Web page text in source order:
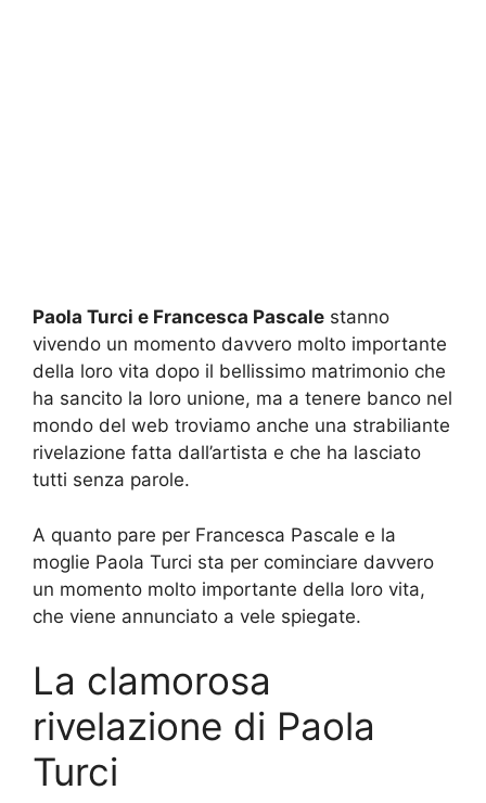
Paola Turci e Francesca Pascale stanno
vivendo un momento davvero molto importante
della loro vita dopo il bellissimo matrimonio che
ha sancito la loro unione, ma a tenere banco nel
mondo del web troviamo anche una strabiliante
rivelazione fatta dall’artista e che ha lasciato
tutti senza parole.
A quanto pare per Francesca Pascale e la
moglie Paola Turci sta per cominciare davvero
un momento molto importante della loro vita,
che viene annunciato a vele spiegate.
La clamorosa
rivelazione di Paola
Turci